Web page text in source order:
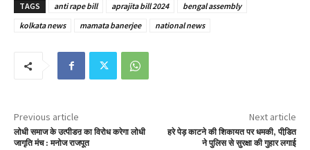
TAGS anti rape bill aprajita bill 2024
bengal assembly
kolkata news
mamata banerjee national news
Previous article
लोधी समाज के उत्पीडऩ का विरोध करेगा लोधी
जागृति मंच : मनोज राजपूत
Next article
हरे पेड़ काटने की शिकायत पर धमकी, पीडि़त
ने पुलिस से सुरक्षा की गुहार लगाई